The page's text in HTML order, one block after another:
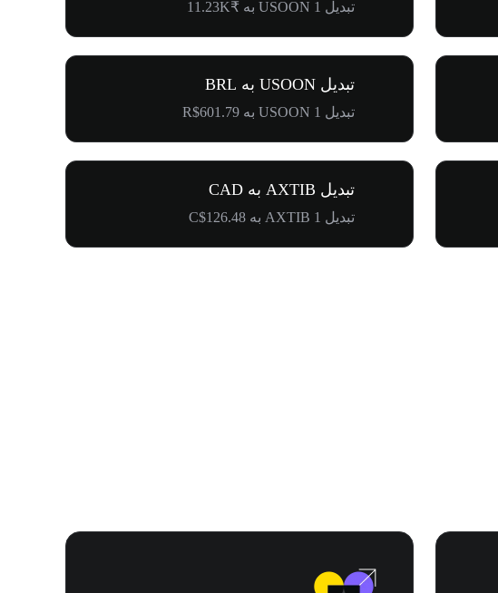
تبدیل 1 USOON به ₹11.23K
تبدیل USOON به BRL
تبدیل 1 USOON به R$601.79
تبدیل AXTIB به CAD
تبدیل 1 AXTIB به C$126.48